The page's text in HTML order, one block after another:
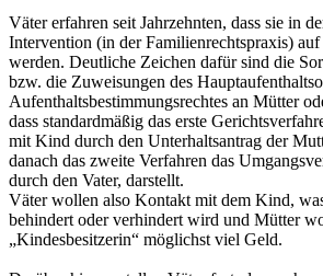
Väter erfahren seit Jahrzehnten, dass sie in
Intervention (in der Familienrechtspraxis)
werden. Deutliche Zeichen dafür sind die
bzw. die Zuweisungen des
Aufenthaltsbestimmungsrechtes an Mütter
dass standardmäßig das erste
mit Kind durch den Unterhaltsantrag der
danach das zweite Verfahren das
durch den Vater, darstellt.
Väter wollen also Kontakt mit dem Kind,
behindert oder verhindert wird und Mütter
„Kindesbesitzerin“ möglichst viel Geld.